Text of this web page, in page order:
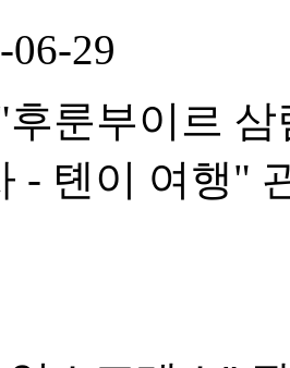
06-29
후룬부이르
- 톈이 여행"